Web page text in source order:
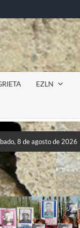
EZLN
Incursión militar
Incursión militar
8 de agosto de 2026